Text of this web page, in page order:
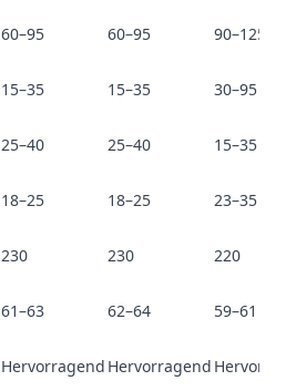
60–95 60–95 90–125
15–35 15–35 30–95
25–40 25–40 15–35
18–25 18–25
23–35
230 230
220
61–63 62–64 59–61
Hervorragend Hervorragend